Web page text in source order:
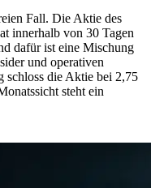
Fall. Die Aktie des
innerhalb von 30 Tagen
dafür ist eine Mischung
und operativen
schloss die Aktie bei 2,75
steht ein